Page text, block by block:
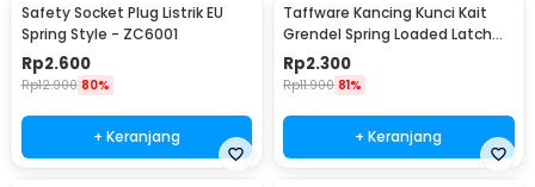
Safety Socket Plug Listrik EU
Spring Style - ZC6001
Rp2.600
Rp12.900 80%
+ Keranjang
Taffware Kancing Kunci Kait
Grendel Spring Loaded Latch
Catch Hasp - KAK-J107
Rp2.300
Rp11.900 81%
+ Keranjang